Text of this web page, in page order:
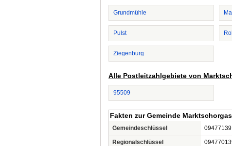
Grundmühle
Pulst
Ziegenburg
Alle Postleitzahlgebiete von
95509
Fakten zur Gemeinde
Gemeindeschlüssel 09477139
Regionalschlüssel